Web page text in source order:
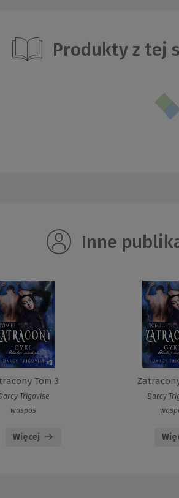
Produkty z tej
Inne
Tom 3
Trigovise
waspos
Więcej
Darcy